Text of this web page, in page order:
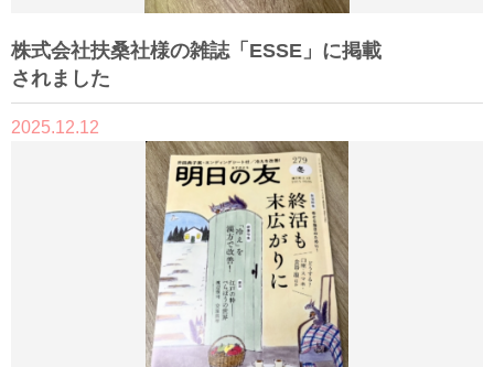
株式会社扶桑社様の雑誌「ESSE」に掲載
されました
2025.12.12